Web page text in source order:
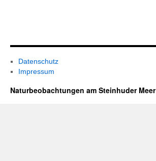
Datenschutz
Impressum
Naturbeobachtungen am Steinhuder Meer